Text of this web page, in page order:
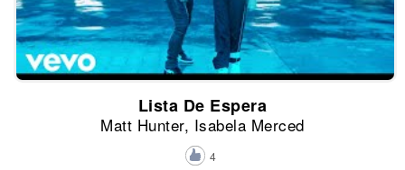
Lista De Espera
Matt Hunter, Isabela Merced
4